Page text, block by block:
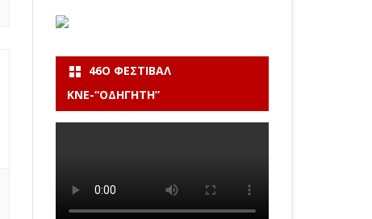
46Ο ΦΕΣΤΙΒΆΛ
ΚΝΕ-“ΟΔΗΓΗΤΗ”